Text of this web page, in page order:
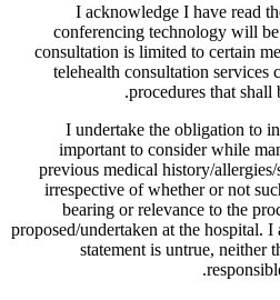
I acknowledge I have read
conferencing technology will
consultation is limited to certain
telehealth consultation services
procedures that shall
I undertake the obligation to
important to consider while
previous medical history/
irrespective of whether or not
bearing or relevance to the
proposed/undertaken at the hospital. I
statement is untrue, neither